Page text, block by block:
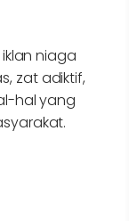
niaga
zat adiktif,
hal yang